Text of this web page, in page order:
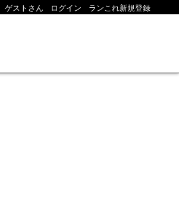
ゲストさん ログイン ランこれ新規登録